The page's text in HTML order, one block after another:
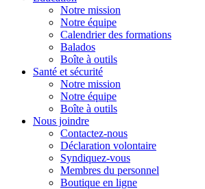
Notre mission
Notre équipe
Calendrier des formations
Balados
Boîte à outils
Santé et sécurité
Notre mission
Notre équipe
Boîte à outils
Nous joindre
Contactez-nous
Déclaration volontaire
Syndiquez-vous
Membres du personnel
Boutique en ligne